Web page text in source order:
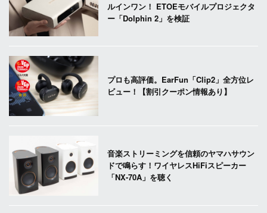
ルインワン！ ETOEモバイルプロジェクタ
ー「Dolphin 2」を検証
プロも高評価。EarFun「Clip2」全方位レ
ビュー！【割引クーポン情報あり】
音楽ストリーミングを信頼のヤマハサウン
ドで鳴らす！ワイヤレスHiFiスピーカー
「NX-70A」を聴く